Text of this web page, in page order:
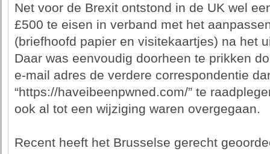
Net voor de Brexit ontstond in de UK wel
£500 te eisen in verband met het
(briefhoofd papier en visitekaartjes) na het
Daar was eenvoudig doorheen te prikken
e-mail adres de verdere correspondentie
“https://haveibeenpwned.com/” te
ook al tot een wijziging waren overgegaan.
Recent heeft het Brusselse gerecht